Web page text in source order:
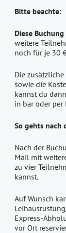
Bitte beachte:
Diese
weitere
noch für je 30
Die
sowie die
kannst du
in bar oder per
So gehts nach
Nach der
Mail mit
zu vier
kannst.
Auf Wunsch
Express-
vor Ort